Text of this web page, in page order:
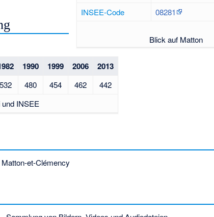
INSEE-Code
08281
Blick auf Matton
1990 1999 2006
2013
532 480 454 462
442
INSEE
et-Clémency